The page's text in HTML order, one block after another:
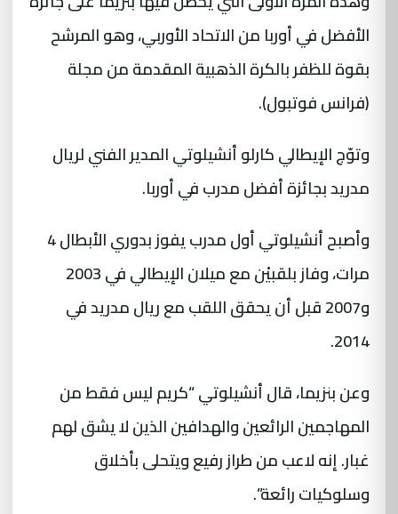
الأفضل في أوربا من الاتحاد الأوربي، وهو المرشح
بقوة للظفر بالكرة الذهبية المقدمة من مجلة
(فرانس فوتبول). ​​​​​​
وتوّج الإيطالي كارلو أنشيلوتي المدير الفني لريال
مدريد بجائزة أفضل مدرب في أوربا.
وأصبح أنشيلوتي أول مدرب يفوز بدوري الأبطال 4
مرات، وفاز بلقبيْن مع ميلان الإيطالي في 2003
و2007 قبل أن يحقق اللقب مع ريال مدريد في
2014.
وعن بنزيما، قال أنشيلوتي “كريم ليس فقط من
المهاجمين الرائعين والهدافين الذين لا يشق لهم
غبار. إنه لاعب من طراز رفيع ويتحلى بأخلاق
وسلوكيات رائعة”.